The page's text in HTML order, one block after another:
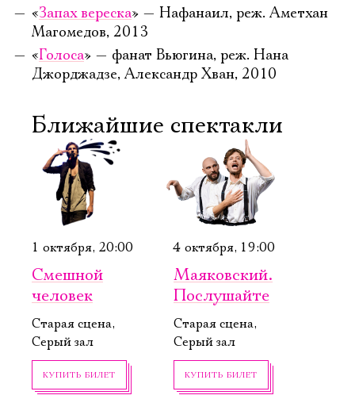
«Запах вереска» — Нафанаил, реж. Аметхан
Магомедов, 2013
«Голоса» — фанат Вьюгина, реж. Нана
Джорджадзе, Александр Хван, 2010
Ближайшие спектакли
1 октября, 20:00
Смешной
человек
Старая сцена,
Серый зал
КУПИТЬ БИЛЕТ
4 октября, 19:00
Маяковский.
Послушайте
Старая сцена,
Серый зал
КУПИТЬ БИЛЕТ
Электропочта